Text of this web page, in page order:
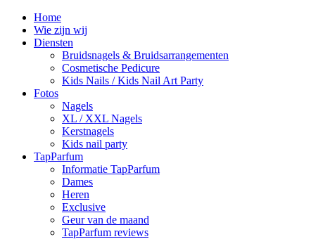
Home
Wie zijn wij
Diensten
Bruidsnagels & Bruidsarrangementen
Cosmetische Pedicure
Kids Nails / Kids Nail Art Party
Fotos
Nagels
XL / XXL Nagels
Kerstnagels
Kids nail party
TapParfum
Informatie TapParfum
Dames
Heren
Exclusive
Geur van de maand
TapParfum reviews